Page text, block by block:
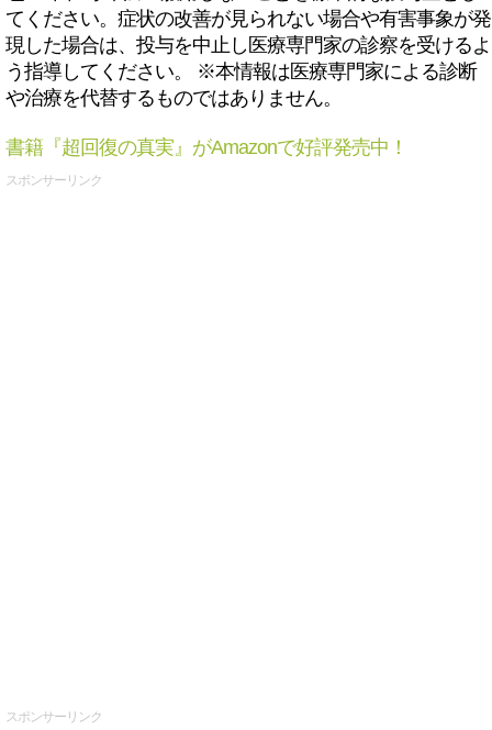
てください。症状の改善が見られない場合や有害事象が発
現した場合は、投与を中止し医療専門家の診察を受けるよ
う指導してください。 ※本情報は医療専門家による診断
や治療を代替するものではありません。
書籍『超回復の真実』がAmazonで好評発売中！
スポンサーリンク
スポンサーリンク